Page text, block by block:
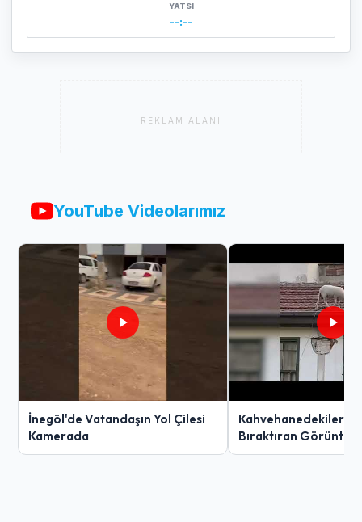
YATSI
--:--
REKLAM ALANI
YouTube Videolarımız
İnegöl'de Vatandaşın Yol Çilesi
Kamerada
Kahvehanedekiler
Bıraktıran Görüntü!